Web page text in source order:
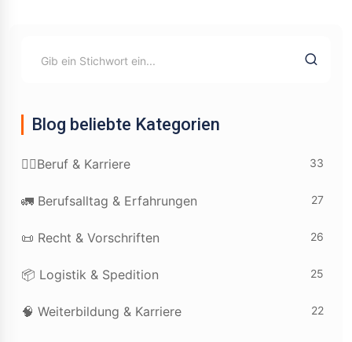
Blog beliebte Kategorien
👷‍♂️Beruf & Karriere 33
🚛 Berufsalltag & Erfahrungen 27
📜 Recht & Vorschriften 26
📦 Logistik & Spedition 25
🧠 Weiterbildung & Karriere 22